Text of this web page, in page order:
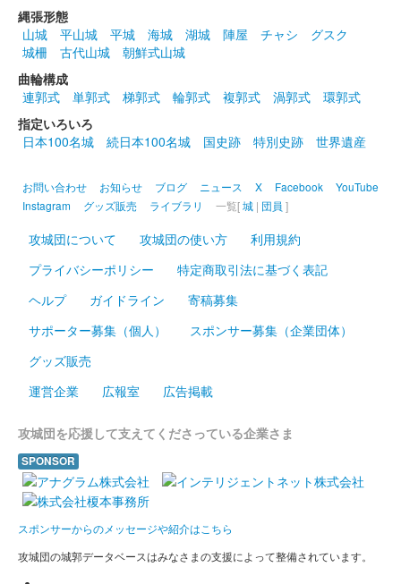
縄張形態
山城
平山城 平城 海城 湖城 陣屋 チャシ
グスク
城柵
古代山城
朝鮮式山城
曲輪構成
連郭式
単郭式 梯郭式 輪郭式 複郭式 渦郭式
環郭式
指定いろいろ
日本100名城
続日本100名城 国史跡 特別史跡 世界遺産
お問い合わせ お知らせ ブログ ニュース X Facebook
YouTube
Instagram
グッズ販売 ライブラリ 一覧[城 | 団員 ]
攻城団について 攻城団の使い方
利用規約
プライバシーポリシー
特定商取引法に基づく表記
ヘルプ
ガイドライン
寄稿募集
サポーター募集（個人）
スポンサー募集（企業団体）
グッズ販売
運営企業
広報室 広告掲載
攻城団を応援して支えてくださっている企業さま
SPONSOR
スポンサーからのメッセージや紹介はこちら
攻城団の城郭データベースはみなさまの支援によって整備されています。